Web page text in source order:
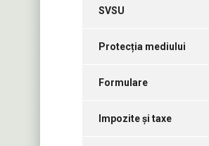
SVSU
Protecția mediului
Formulare
Impozite și taxe